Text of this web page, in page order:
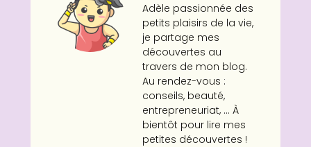
Adèle passionnée des
petits plaisirs de la vie,
je partage mes
découvertes au
travers de mon blog.
Au rendez-vous :
conseils, beauté,
entrepreneuriat, ... À
bientôt pour lire mes
petites découvertes !